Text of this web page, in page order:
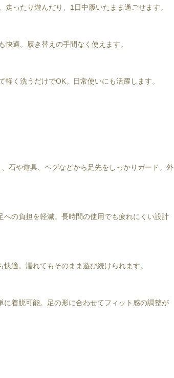
ったり遊んだり、1日中履いたまま過ごせます。
適。履き替えの手間なく使えます。
く洗うだけでOK。日常使いにも活躍します。
石や遊具、ペグなどから足先をしっかりガード。外
の負担を軽減。長時間の使用でも疲れにくい設計
適。濡れてもそのまま遊び続けられます。
着脱可能。足の形に合わせてフィット感の調整が